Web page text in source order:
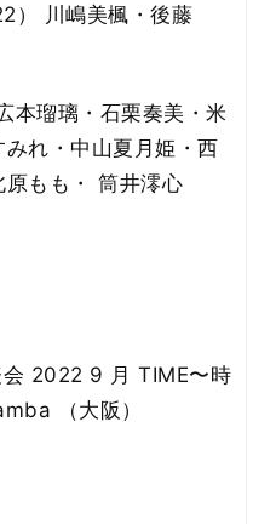
） 川嶋美楓・後藤
本瑠璃・石栗奏美・米
れ・中山夏月姫・西
もも・ 筒井澪心
2022 9 月 TIME〜時
（大阪）